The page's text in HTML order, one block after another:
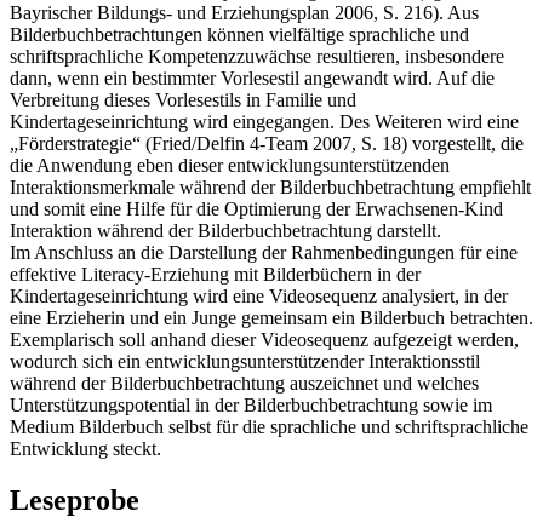
Bayrischer Bildungs- und Erziehungsplan 2006, S. 216). Aus
Bilderbuchbetrachtungen können vielfältige sprachliche und
schriftsprachliche Kompetenzzuwächse resultieren, insbesondere
dann, wenn ein bestimmter Vorlesestil angewandt wird. Auf die
Verbreitung dieses Vorlesestils in Familie und
Kindertageseinrichtung wird eingegangen. Des Weiteren wird eine
„Förderstrategie“ (Fried/Delfin 4-Team 2007, S. 18) vorgestellt, die
die Anwendung eben dieser entwicklungsunterstützenden
Interaktionsmerkmale während der Bilderbuchbetrachtung empfiehlt
und somit eine Hilfe für die Optimierung der Erwachsenen-Kind
Interaktion während der Bilderbuchbetrachtung darstellt.
Im Anschluss an die Darstellung der Rahmenbedingungen für eine
effektive Literacy-Erziehung mit Bilderbüchern in der
Kindertageseinrichtung wird eine Videosequenz analysiert, in der
eine Erzieherin und ein Junge gemeinsam ein Bilderbuch betrachten.
Exemplarisch soll anhand dieser Videosequenz aufgezeigt werden,
wodurch sich ein entwicklungsunterstützender Interaktionsstil
während der Bilderbuchbetrachtung auszeichnet und welches
Unterstützungspotential in der Bilderbuchbetrachtung sowie im
Medium Bilderbuch selbst für die sprachliche und schriftsprachliche
Entwicklung steckt.
Leseprobe